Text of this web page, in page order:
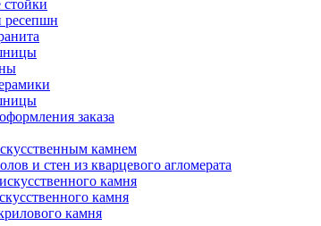
ресепшн
заказа
камнем
и стен из кварцевого агломерата
камня
камня
камня